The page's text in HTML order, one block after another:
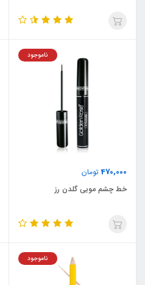
470,000تومان
ناموجود
خط چشم مویی گلدن رز
ناموجود